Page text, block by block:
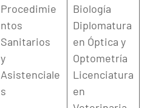
Procedimie
ntos
Sanitarios
y
Asistenciale
s
Biología
Diplomatura
en Óptica y
Optometría
Licenciatura
en